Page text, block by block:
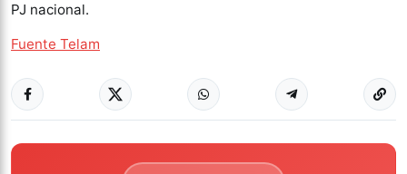
PJ nacional.
Fuente Telam